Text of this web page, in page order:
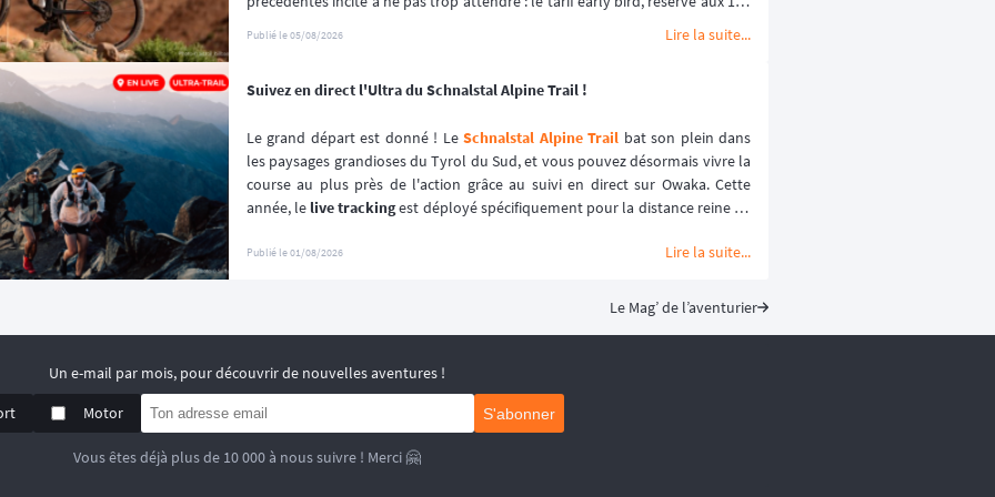
Publié le05/08/2026 Lire la suite...
Suivez en direct l'Ultra du Schnalstal Alpine Trail !
Le grand départ est donné ! Le Schnalstal Alpine Trail bat son plein dans
les paysages grandioses du Tyrol du Sud, et vous pouvez désormais vivre la
course au plus près de l'action grâce au suivi en direct sur Owaka. Cette
année, le live tracking est déployé spécifiquement pour la distance reine de
Publié le01/08/2026 Lire la suite...
Le Mag’ de l’aventurier
Un e-mail par mois, pour découvrir de nouvelles aventures !
Motor S'abonner
Vous êtes déjà plus de 10 000 à nous suivre ! Merci 🤗